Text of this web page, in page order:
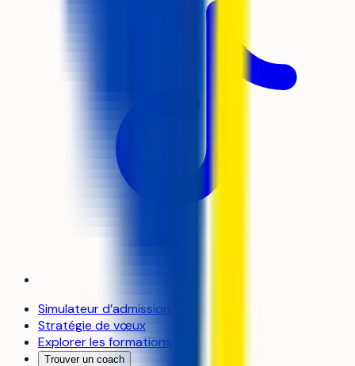
Simulateur d’admission
Stratégie de vœux
Explorer les formations
Trouver un coach